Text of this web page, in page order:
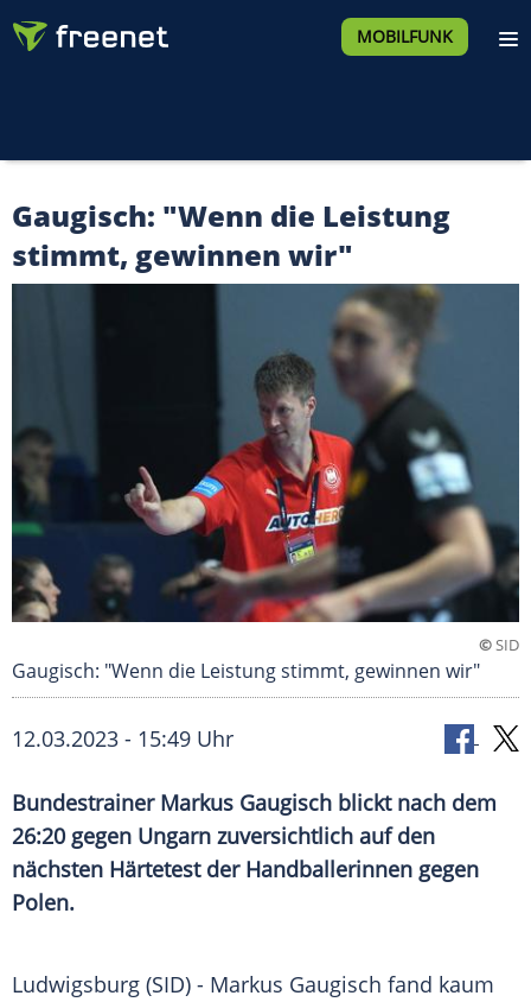
MOBILFUNK
Gaugisch: "Wenn die Leistung
stimmt, gewinnen wir"
©SID
Gaugisch: "Wenn die Leistung stimmt, gewinnen wir"
12.03.2023 - 15:49 Uhr
Bundestrainer Markus Gaugisch blickt nach dem
26:20 gegen Ungarn zuversichtlich auf den
nächsten Härtetest der Handballerinnen gegen
Polen.
Ludwigsburg (SID) - Markus Gaugisch fand kaum